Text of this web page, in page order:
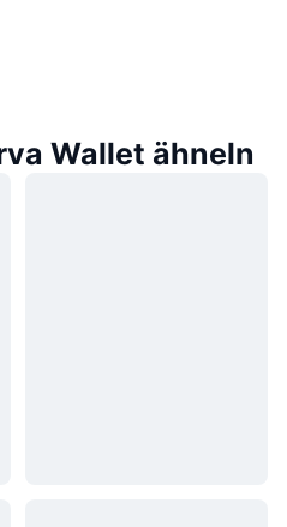
Wallet ähneln